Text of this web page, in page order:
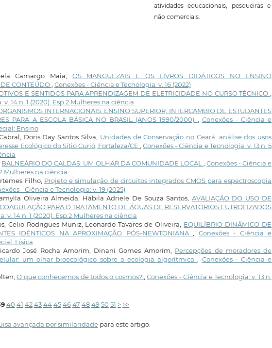
atividades educacionais, pesqueiras e
não comerciais.
Camargo Maia, OS MANGUEZAIS E OS LIVROS DIDÁTICOS NO ENSINO
CONTEÚDO, Conexões - Ciência e Tecnologia: v. 16 (2022)
E SENTIDOS PARA APRENDIZAGEM DE ELETRICIDADE NO CURSO TÉCNICO,
14 n. 1 (2020): Esp.2 Mulheres na ciência
INTERNACIONAIS, ENSINO SUPERIOR, INTERCÂMBIO DE ESTUDANTES
PARA A ESCOLA BÁSICA NO BRASIL (ANOS 1990/2000) , Conexões - Ciência e
Ensino
Doris Day Santos Silva, Unidades de Conservação no Ceará: análise dos usos
Ecológico do Sítio Curió, Fortaleza/CE,Conexões - Ciência e Tecnologia: v. 13 n. 5
BALNEÁRIO DO CALDAS: UM OLHAR DA COMUNIDADE LOCAL, Conexões - Ciência e
Mulheres na ciência
Filho, Projeto e simulação de circuitos integrados CMOS para espectroscopia
- Ciência e Tecnologia: v. 19 (2025)
Oliveira Almeida, Hábila Adriele De Souza Santos, AVALIAÇÃO DO USO DE
PARA O TRATAMENTO DE ÁGUAS DE RESERVATÓRIOS EUTROFIZADOS
v. 14 n. 1 (2020): Esp.2 Mulheres na ciência
Celio Rodrigues Muniz, Leonardo Tavares de Oliveira, EQUILÍBRIO DINÂMICO DE
IDÊNTICOS NA APROXIMAÇÃO PÓS-NEWTONIANA, Conexões - Ciência e
Física
José Rocha Amorim, Dinani Gomes Amorim, Percepções de moradores de
um olhar bioecológico sobre a ecologia algorítmica, Conexões - Ciência e
O que conhecemos de todos o cosmos?,Conexões - Ciência e Tecnologia: v. 13 n.
40 41 424344454647 484950 51 > >>
avançada por similaridadepara este artigo.